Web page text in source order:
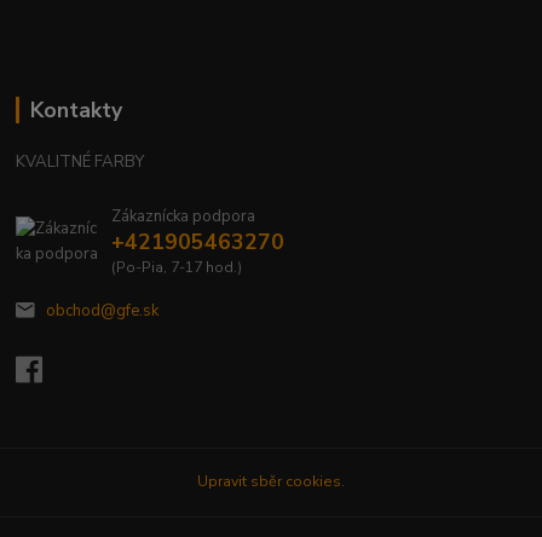
Kontakty
KVALITNÉ FARBY
Zákaznícka podpora
+421905463270
(Po-Pia, 7-17 hod.)
obchod@gfe.sk
Upravit sběr cookies.